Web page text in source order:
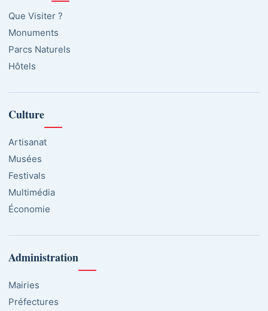
Que Visiter ?
Monuments
Parcs Naturels
Hôtels
Culture
Artisanat
Musées
Festivals
Multimédia
Économie
Administration
Mairies
Préfectures